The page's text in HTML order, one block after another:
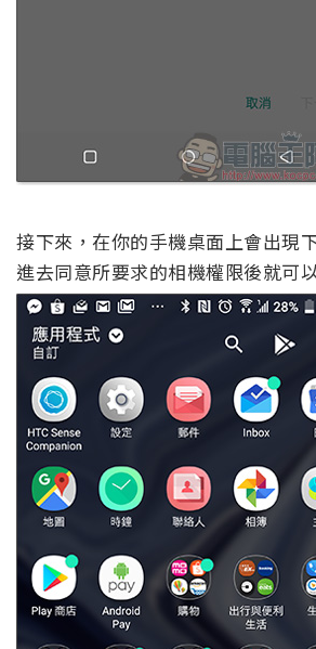
接下來，在你的手機桌面上會出現
進去同意所要求的相機權限後就可